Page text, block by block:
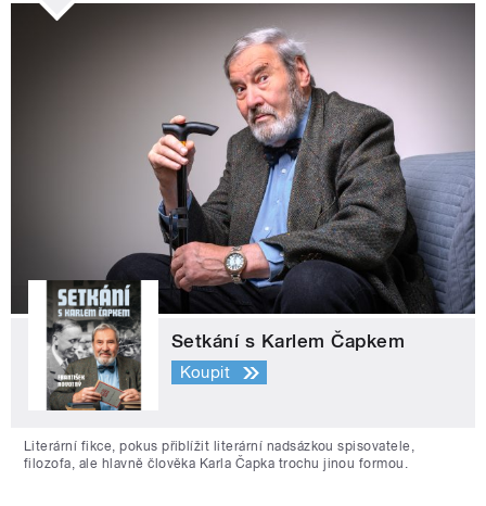
Setkání s Karlem Čapkem
Koupit
Literární fikce, pokus přiblížit literární nadsázkou spisovatele,
filozofa, ale hlavně člověka Karla Čapka trochu jinou formou.